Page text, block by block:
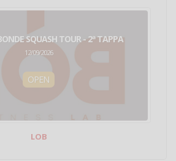
SQUASH TOUR - 2ª TAPPA
12/09/2026
OPEN
LOB